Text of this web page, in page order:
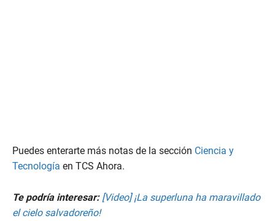
Puedes enterarte más notas de la sección Ciencia y
Tecnología en TCS Ahora.
Te podría interesar: [Video] ¡La superluna ha maravillado
el cielo salvadoreño!